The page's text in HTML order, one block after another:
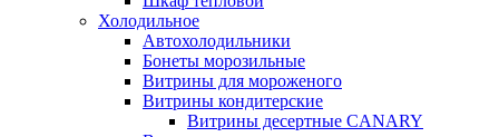
Холодильное
Автохолодильники
Бонеты морозильные
Витрины для мороженого
Витрины кондитерские
Витрины десертные CANARY